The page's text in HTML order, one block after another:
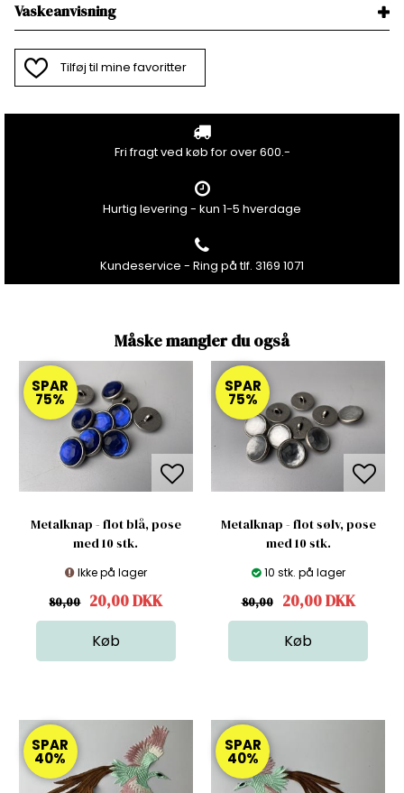
Vaskeanvisning
Tilføj til mine favoritter
Fri fragt ved køb for over 600.-
Hurtig levering - kun 1-5 hverdage
Kundeservice - Ring på tlf. 3169 1071
Måske mangler du også
SPAR
75%
Metalknap - flot blå, pose
med 10 stk.
Ikke på lager
80,00
20,00DKK
SPAR
75%
Metalknap - flot sølv, pose
med 10 stk.
10 stk. på lager
80,00
20,00DKK
SPAR
40%
SPAR
40%